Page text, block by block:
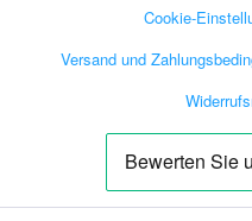
Cookie-
Versand und